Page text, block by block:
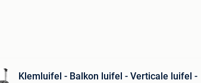
Klemluifel - Balkon luifel - Verticale luifel -